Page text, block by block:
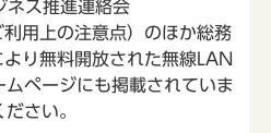
ネス推進連絡会
用上の注意点）のほか総務
り無料開放された無線LAN
ページにも掲載されていま
さい。